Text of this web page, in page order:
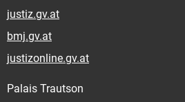
justiz.gv.at
bmj.gv.at
justizonline.gv.at
Palais Trautson